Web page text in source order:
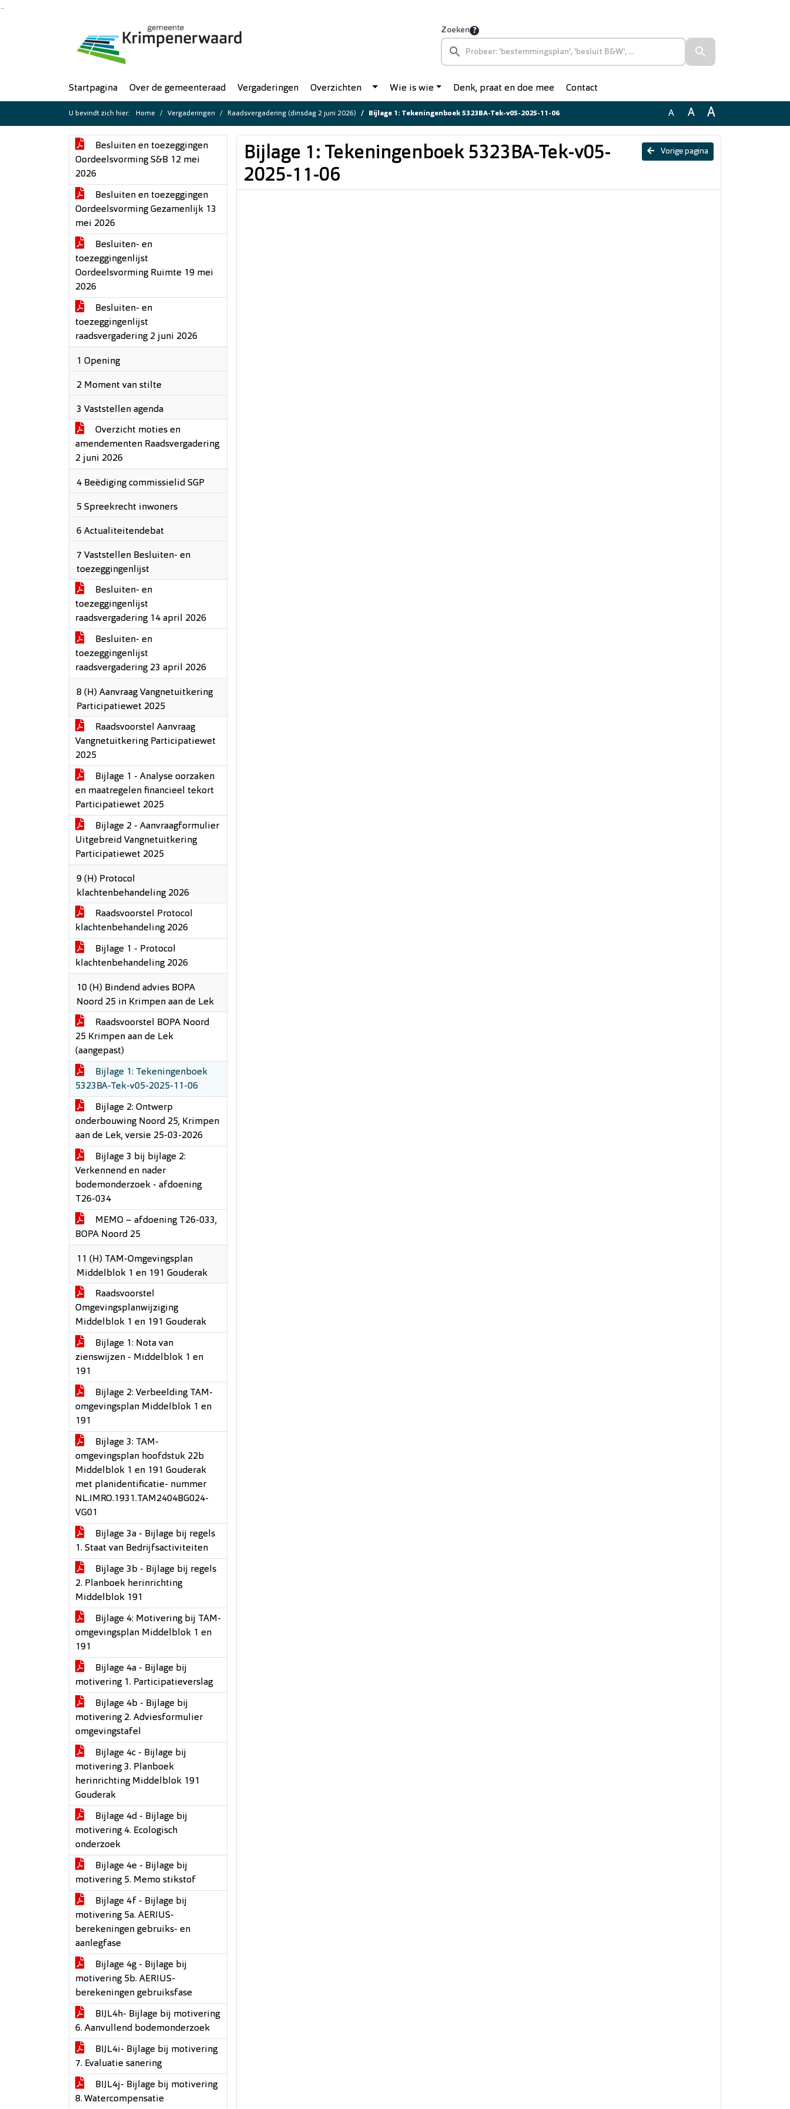
Zoeken
Startpagina Over de gemeenteraad Vergaderingen Overzichten Wie is wie Denk, praat en doe mee Contact
U bevindt zich hier: Home Vergaderingen Raadsvergadering (dinsdag 2 juni 2026) Bijlage 1: Tekeningenboek 5323BA-Tek-v05-2025-11-06 A A A
Besluiten en toezeggingen
Oordeelsvorming S&B 12 mei
2026
Besluiten en toezeggingen
Oordeelsvorming Gezamenlijk 13
mei 2026
Besluiten- en
toezeggingenlijst
Oordeelsvorming Ruimte 19 mei
2026
Besluiten- en
toezeggingenlijst
raadsvergadering 2 juni 2026
1 Opening
2 Moment van stilte
3 Vaststellen agenda
Overzicht moties en
amendementen Raadsvergadering
2 juni 2026
4 Beëdiging commissielid SGP
5 Spreekrecht inwoners
6 Actualiteitendebat
7 Vaststellen Besluiten- en
toezeggingenlijst
Besluiten- en
toezeggingenlijst
raadsvergadering 14 april 2026
Besluiten- en
toezeggingenlijst
raadsvergadering 23 april 2026
8 (H) Aanvraag Vangnetuitkering
Participatiewet 2025
Raadsvoorstel Aanvraag
Vangnetuitkering Participatiewet
2025
Bijlage 1 - Analyse oorzaken
en maatregelen financieel tekort
Participatiewet 2025
Bijlage 2 - Aanvraagformulier
Uitgebreid Vangnetuitkering
Participatiewet 2025
9 (H) Protocol
klachtenbehandeling 2026
Raadsvoorstel Protocol
klachtenbehandeling 2026
Bijlage 1 - Protocol
klachtenbehandeling 2026
10 (H) Bindend advies BOPA
Noord 25 in Krimpen aan de Lek
Raadsvoorstel BOPA Noord
25 Krimpen aan de Lek
(aangepast)
Bijlage 1: Tekeningenboek
5323BA-Tek-v05-2025-11-06
Bijlage 2: Ontwerp
onderbouwing Noord 25, Krimpen
aan de Lek, versie 25-03-2026
Bijlage 3 bij bijlage 2:
Verkennend en nader
bodemonderzoek - afdoening
T26-034
MEMO – afdoening T26-033,
BOPA Noord 25
11 (H) TAM-Omgevingsplan
Middelblok 1 en 191 Gouderak
Raadsvoorstel
Omgevingsplanwijziging
Middelblok 1 en 191 Gouderak
Bijlage 1: Nota van
zienswijzen - Middelblok 1 en
191
Bijlage 2: Verbeelding TAM-
omgevingsplan Middelblok 1 en
191
Bijlage 3: TAM-
omgevingsplan hoofdstuk 22b
Middelblok 1 en 191 Gouderak
met planidentificatie- nummer
NL.IMRO.1931.TAM2404BG024-
VG01
Bijlage 3a - Bijlage bij regels
1. Staat van Bedrijfsactiviteiten
Bijlage 3b - Bijlage bij regels
2. Planboek herinrichting
Middelblok 191
Bijlage 4: Motivering bij TAM-
omgevingsplan Middelblok 1 en
191
Bijlage 4a - Bijlage bij
motivering 1. Participatieverslag
Bijlage 4b - Bijlage bij
motivering 2. Adviesformulier
omgevingstafel
Bijlage 4c - Bijlage bij
motivering 3. Planboek
herinrichting Middelblok 191
Gouderak
Bijlage 4d - Bijlage bij
motivering 4. Ecologisch
onderzoek
Bijlage 4e - Bijlage bij
motivering 5. Memo stikstof
Bijlage 4f - Bijlage bij
motivering 5a. AERIUS-
berekeningen gebruiks- en
aanlegfase
Bijlage 4g - Bijlage bij
motivering 5b. AERIUS-
berekeningen gebruiksfase
BIJL4h- Bijlage bij motivering
6. Aanvullend bodemonderzoek
BIJL4i- Bijlage bij motivering
7. Evaluatie sanering
BIJL4j- Bijlage bij motivering
8. Watercompensatie
Vorige pagina
Bijlage 1: Tekeningenboek 5323BA-Tek-v05-
2025-11-06